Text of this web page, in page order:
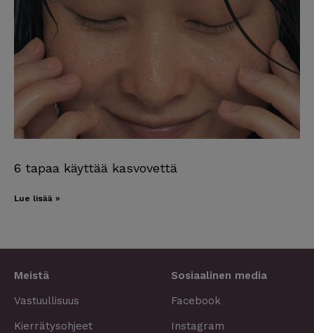
6 tapaa käyttää kasvovettä
Lue lisää »
Meistä
Vastuullisuus
Kierrätysohjeet
Sosiaalinen media
Facebook
Instagram